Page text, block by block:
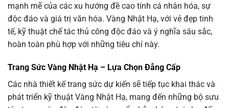
mạnh mẽ của các xu hướng đề cao tính cá nhân hóa, sự
độc đáo và giá trị văn hóa. Vàng Nhật Hạ, với vẻ đẹp tinh
tế, kỹ thuật chế tác thủ công độc đáo và ý nghĩa sâu sắc,
hoàn toàn phù hợp với những tiêu chí này.
Trang Sức Vàng Nhật Hạ – Lựa Chọn Đẳng Cấp
Các nhà thiết kế trang sức dự kiến sẽ tiếp tục khai thác và
phát triển kỹ thuật Vàng Nhật Hạ, mang đến những bộ sưu